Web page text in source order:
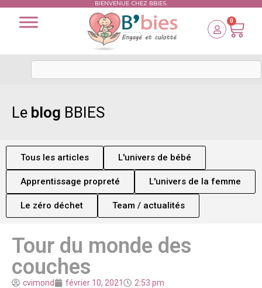
BIENVENUE CHEZ BBIES.
0
Le blog BBIES
Tous les articles L'univers de bébé
Apprentissage propreté L'univers de la femme
Le zéro déchet Team / actualités
Tour du monde des
couches
cvimond février 10, 2021
2:53 pm